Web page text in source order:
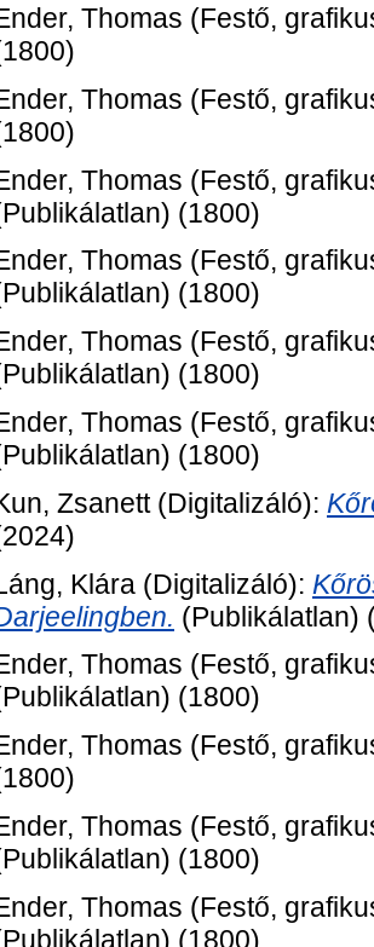
Thomas (Festő,
Thomas (Festő,
Thomas (Festő,
(1800)
Thomas (Festő,
(1800)
Thomas (Festő,
(1800)
Thomas (Festő,
(1800)
Zsanett(Digitalizáló):
Klára (Digitalizáló):
(Publikálatlan)
Thomas (Festő,
(1800)
Thomas (Festő,
Thomas (Festő,
(1800)
Thomas (Festő,
(1800)